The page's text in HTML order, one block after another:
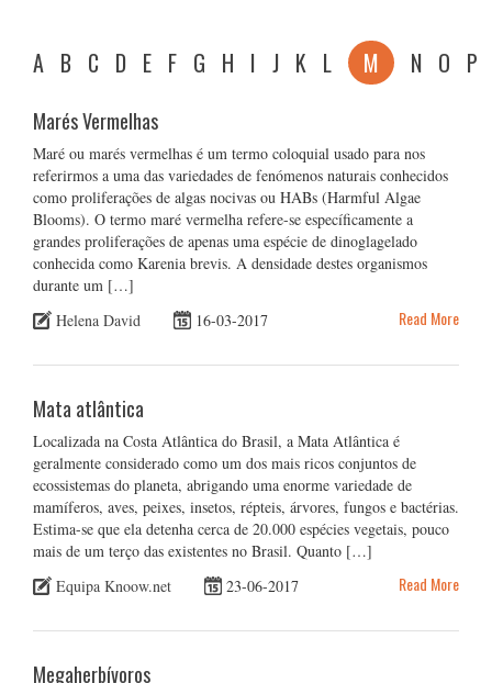
A B C D E F G H I J K L M N O P
Marés Vermelhas
Maré ou marés vermelhas é um termo coloquial usado para nos
referirmos a uma das variedades de fenómenos naturais conhecidos
como proliferações de algas nocivas ou HABs (Harmful Algae
Blooms). O termo maré vermelha refere-se específicamente a
grandes proliferações de apenas uma espécie de dinoglagelado
conhecida como Karenia brevis. A densidade destes organismos
durante um […]
Helena David
16-03-2017 Read More
Mata atlântica
Localizada na Costa Atlântica do Brasil, a Mata Atlântica é
geralmente considerado como um dos mais ricos conjuntos de
ecossistemas do planeta, abrigando uma enorme variedade de
mamíferos, aves, peixes, insetos, répteis, árvores, fungos e bactérias.
Estima-se que ela detenha cerca de 20.000 espécies vegetais, pouco
mais de um terço das existentes no Brasil. Quanto […]
Equipa Knoow.net
23-06-2017 Read More
Megaherbívoros